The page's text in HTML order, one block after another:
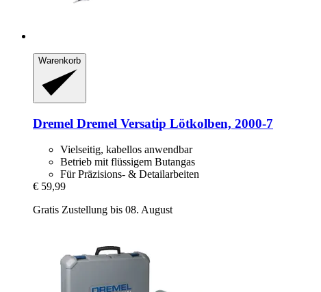
Warenkorb
Dremel Dremel Versatip Lötkolben, 2000-​7
Vielseitig, kabellos anwendbar
Betrieb mit flüssigem Butangas
Für Präzisions- & Detailarbeiten
€ 59,99
Gratis Zustellung bis 08. August